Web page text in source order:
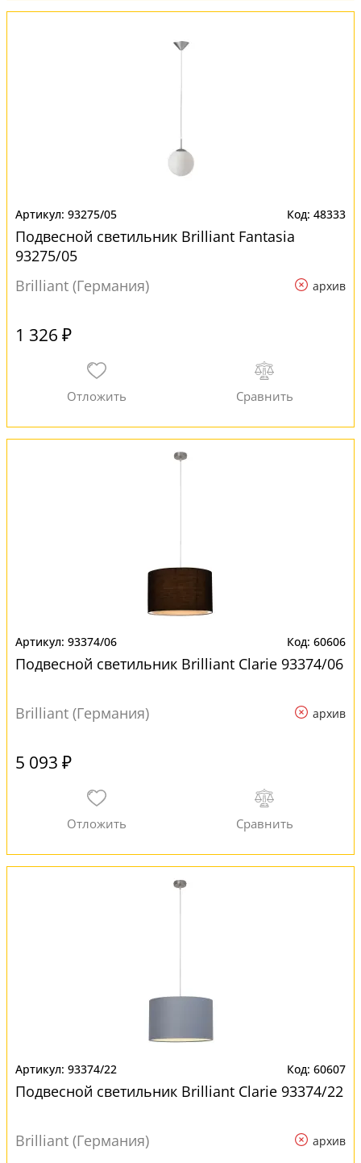
93275/05 48333
Подвесной светильник Brilliant Fantasia
93275/05
Brilliant (Германия)
архив
1 326 ₽
93374/06 60606
Подвесной светильник Brilliant Clarie 93374/06
Brilliant (Германия) архив
5 093 ₽
93374/22 60607
Подвесной светильник Brilliant Clarie 93374/22
Brilliant (Германия) архив